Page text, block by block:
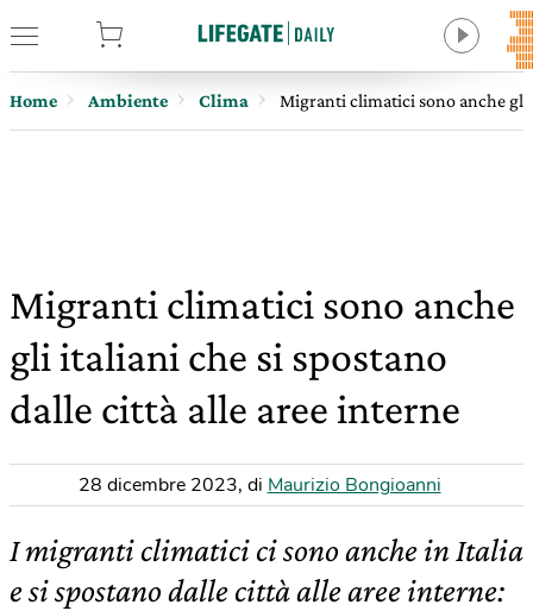
Home Ambiente Clima Migranti climatici sono anche gli
Migranti climatici sono anche
gli italiani che si spostano
dalle città alle aree interne
28 dicembre 2023, di Maurizio Bongioanni
I migranti climatici ci sono anche in Italia
e si spostano dalle città alle aree interne: